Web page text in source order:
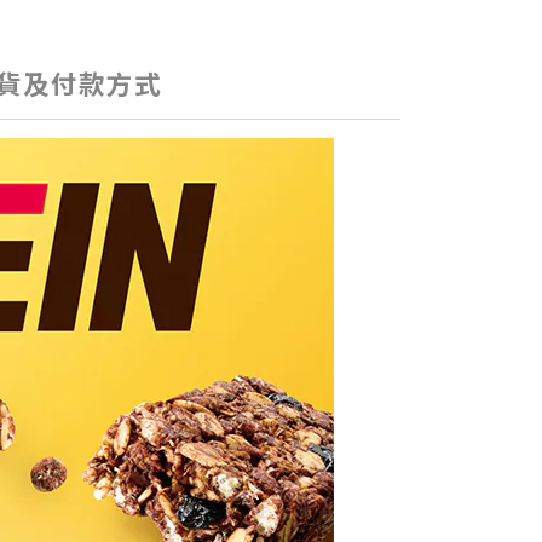
及付款方式